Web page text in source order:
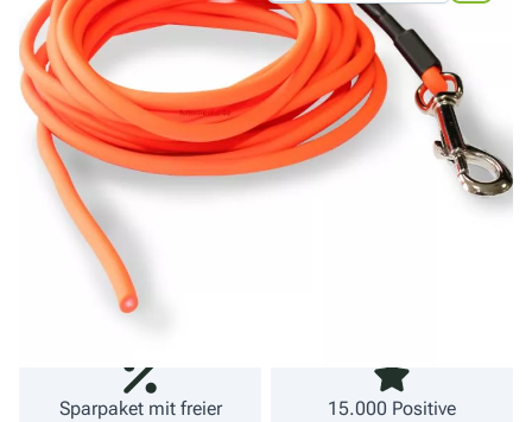
60,00 € Warenkorb
inkl. MwSt.zzgl. Versand Lieferzeit 1-3 Werktage
09274 80251
Sparpaket mit freier
15.000 Positive